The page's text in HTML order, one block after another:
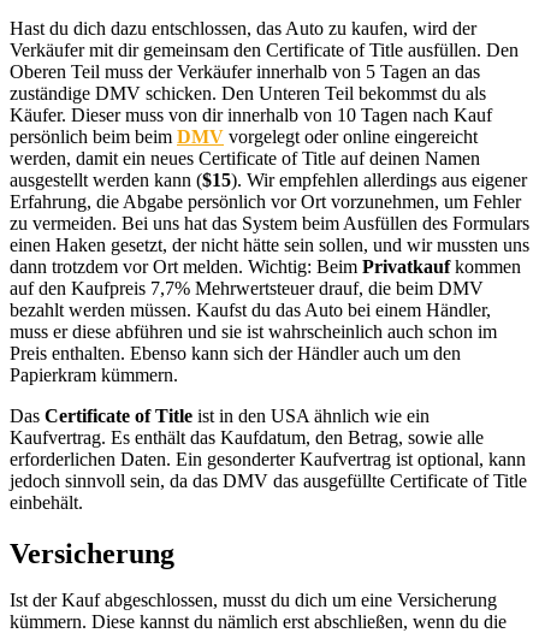
Hast du dich dazu entschlossen, das Auto zu kaufen, wird der
Verkäufer mit dir gemeinsam den Certificate of Title ausfüllen. Den
Oberen Teil muss der Verkäufer innerhalb von 5 Tagen an das
zuständige DMV schicken. Den Unteren Teil bekommst du als
Käufer. Dieser muss von dir innerhalb von 10 Tagen nach Kauf
persönlich beim beim DMV vorgelegt oder online eingereicht
werden, damit ein neues Certificate of Title auf deinen Namen
ausgestellt werden kann ($15). Wir empfehlen allerdings aus eigener
Erfahrung, die Abgabe persönlich vor Ort vorzunehmen, um Fehler
zu vermeiden. Bei uns hat das System beim Ausfüllen des Formulars
einen Haken gesetzt, der nicht hätte sein sollen, und wir mussten uns
dann trotzdem vor Ort melden. Wichtig: Beim Privatkaufkommen
auf den Kaufpreis 7,7% Mehrwertsteuer drauf, die beim DMV
bezahlt werden müssen. Kaufst du das Auto bei einem Händler,
muss er diese abführen und sie ist wahrscheinlich auch schon im
Preis enthalten. Ebenso kann sich der Händler auch um den
Papierkram kümmern.
Das Certificate of Title ist in den USA ähnlich wie ein
Kaufvertrag. Es enthält das Kaufdatum, den Betrag, sowie alle
erforderlichen Daten. Ein gesonderter Kaufvertrag ist optional, kann
jedoch sinnvoll sein, da das DMV das ausgefüllte Certificate of Title
einbehält.
Versicherung
Ist der Kauf abgeschlossen, musst du dich um eine Versicherung
kümmern. Diese kannst du nämlich erst abschließen, wenn du die